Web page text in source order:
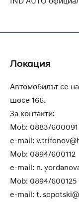
Локация
Автомобилът се
шосе 166.
За контакти:
Mob: 0883/600091
e-mail:
Mob: 0894/600112
e-mail: n.
Mob: 0894/600125
e-mail: t.